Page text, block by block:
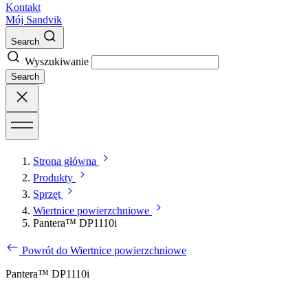
Kontakt
Mój Sandvik
Search
Wyszukiwanie
Search
Strona główna
Produkty
Sprzęt
Wiertnice powierzchniowe
Pantera™ DP1110i
Powrót do Wiertnice powierzchniowe
Pantera™ DP1110i